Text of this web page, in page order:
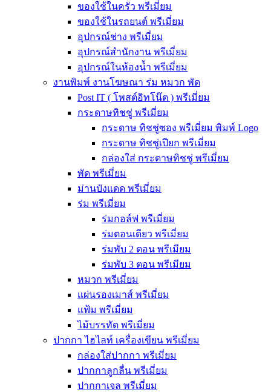
ของใช้ในครัว พรีเมี่ยม
ของใช้ในรถยนต์ พรีเมี่ยม
อุปกรณ์ช่าง พรีเมี่ยม
อุปกรณ์สำนักงาน พรีเมี่ยม
อุปกรณ์ในห้องน้ำ พรีเมี่ยม
งานพิมพ์ งานโฆษณา ร่ม หมวก พัด
Post IT ( โพสต์อิทโน๊ต ) พรีเมี่ยม
กระดาษทิชชู่ พรีเมี่ยม
กระดาษ ทิชชู่ซอง พรีเมี่ยม พิมพ์ Logo
กระดาษ ทิชชู่เปียก พรีเมี่ยม
กล่องใส่ กระดาษทิชชู่ พรีเมี่ยม
พัด พรีเมี่ยม
ม่านบังแดด พรีเมี่ยม
ร่ม พรีเมี่ยม
ร่มกอล์ฟ พรีเมี่ยม
ร่มตอนเดียว พรีเมี่ยม
ร่มพับ 2 ตอน พรีเมียม
ร่มพับ 3 ตอน พรีเมียม
หมวก พรีเมี่ยม
แผ่นรองเมาส์ พรีเมี่ยม
แฟ้ม พรีเมี่ยม
ไม้บรรทัด พรีเมี่ยม
ปากกา ไฮไลท์ เครื่องเขียน พรีเมี่ยม
กล่องใส่ปากกา พรีเมี่ยม
ปากกาลูกลื่น พรีเมี่ยม
ปากกาเจล พรีเมี่ยม